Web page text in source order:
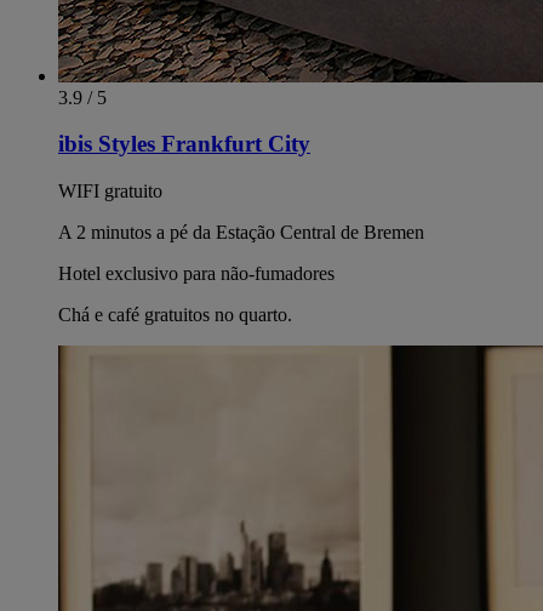
3.9 / 5
ibis Styles Frankfurt City
WIFI gratuito
A 2 minutos a pé da Estação Central de Bremen
Hotel exclusivo para não-fumadores
Chá e café gratuitos no quarto.